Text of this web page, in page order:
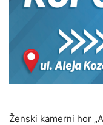
Ženski kamerni hor